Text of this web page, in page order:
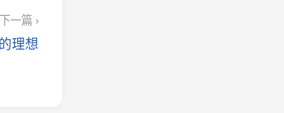
下一篇 ›
理想